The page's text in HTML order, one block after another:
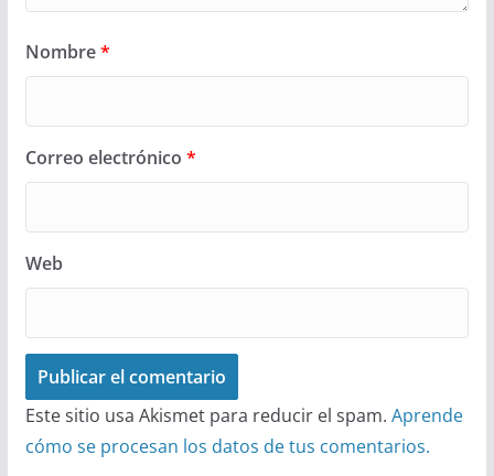
Nombre*
Correo electrónico *
Web
Este sitio usa Akismet para reducir el spam. Aprende
cómo se procesan los datos de tus comentarios.